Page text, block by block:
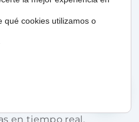
competencia, las
y las preferencias de
velocidad
marketing
con la finalidad
en tiempo real.
qué cookies utilizamos o